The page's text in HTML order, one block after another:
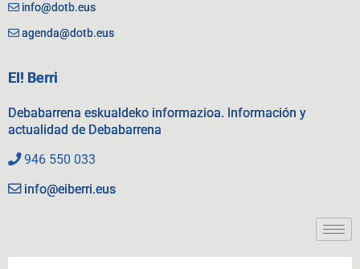
info@dotb.eus
agenda@dotb.eus
EI! Berri
Debabarrena eskualdeko informazioa. Información y
actualidad de Debabarrena
946 550 033
info@eiberri.eus